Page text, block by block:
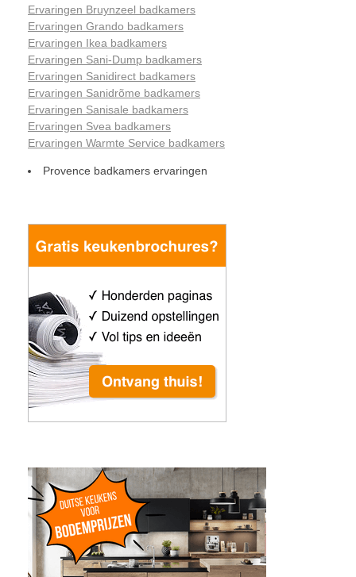
Ervaringen Bruynzeel badkamers
Ervaringen Grando badkamers
Ervaringen Ikea badkamers
Ervaringen Sani-Dump badkamers
Ervaringen Sanidirect badkamers
Ervaringen Sanidrõme badkamers
Ervaringen Sanisale badkamers
Ervaringen Svea badkamers
Ervaringen Warmte Service badkamers
Provence badkamers ervaringen